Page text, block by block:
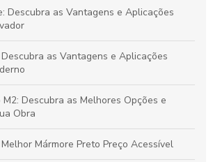
Descubra as Vantagens e Aplicações
as Vantagens e Aplicações
M2: Descubra as Melhores Opções e
Obra
Mármore Preto Preço Acessível